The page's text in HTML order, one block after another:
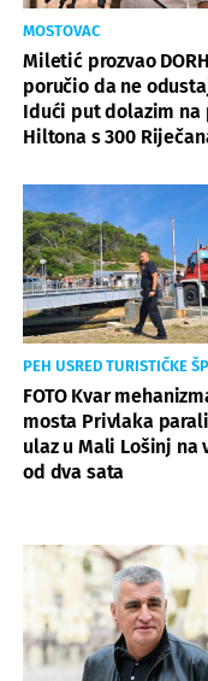
MOSTOVAC
Miletić prozvao
poručio da ne
Idući put dolazim na
Hiltona s 300
PEH USRED TURISTIČKE
FOTO Kvar
mosta Privlaka
ulaz u Mali Lošinj na
od dva sata